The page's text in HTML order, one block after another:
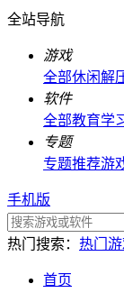
全站导航
游戏
全部休闲解
软件
全部教育学
专题
专题推荐游
手机版
热门搜索： 热门
首页